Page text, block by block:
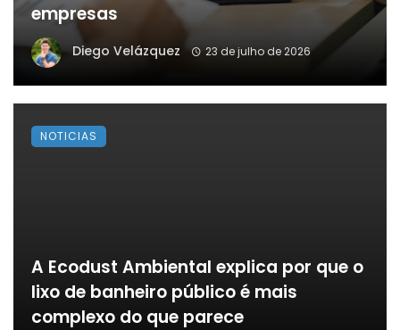
empresas
Diego Velázquez 23 de julho de 2026
A Ecodust Ambiental explica por que o
lixo de banheiro público é mais
complexo do que parece
NOTICIAS